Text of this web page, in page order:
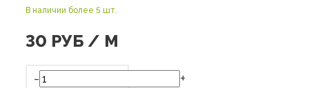
В наличии более 5 шт.
30 РУБ / М
- +